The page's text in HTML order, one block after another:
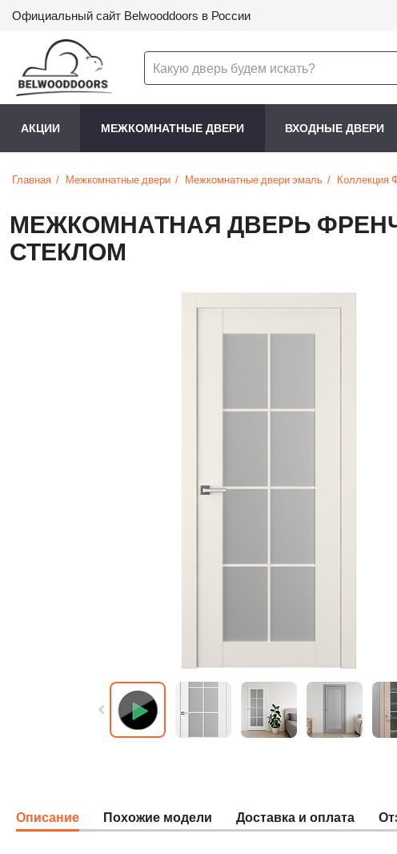
Официальный сайт Belwooddoors в России
АКЦИИ МЕЖКОМНАТНЫЕ ДВЕРИ ВХОДНЫЕ ДВЕРИ
Главная Межкомнатные двери Межкомнатные двери эмаль Коллекция
МЕЖКОМНАТНАЯ ДВЕРЬ
СТЕКЛОМ
Описание Похожие модели Доставка и оплата